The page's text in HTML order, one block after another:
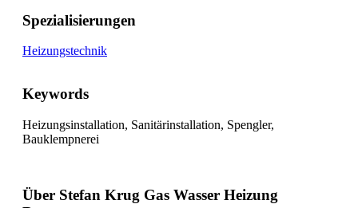
Spezialisierungen
Heizungstechnik
Keywords
Heizungsinstallation, Sanitärinstallation, Spengler,
Bauklempnerei
Über Stefan Krug Gas Wasser Heizung